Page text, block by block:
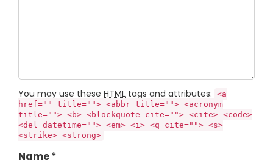
You may use these HTML tags and attributes: <a
href="" title=""> <abbr title=""> <acronym
title=""> <b> <blockquote cite=""> <cite> <code>
<del datetime=""> <em> <i> <q cite=""> <s>
<strike> <strong>
Name *